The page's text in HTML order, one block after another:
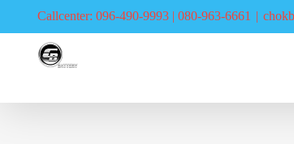
Callcenter: 096-490-9993 | 080-963-6661 |